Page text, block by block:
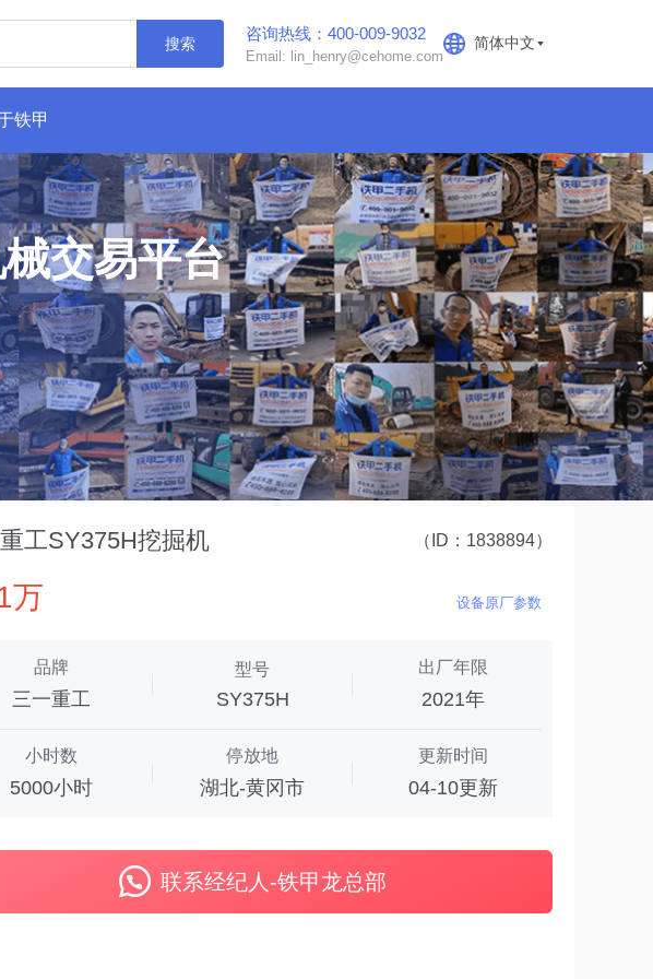
搜索
咨询热线：400-009-9032
Email: lin_henry@cehome.com
简体中文
铁甲
交易平台
工SY375H挖掘机 （ID：1838894）
万 设备原厂参数
品牌
三一重工
型号
SY375H
出厂年限
2021年
小时数
5000小时
停放地
湖北-黄冈市
更新时间
04-10更新
联系经纪人-铁甲龙总部